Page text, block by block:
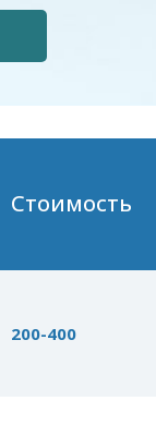
Стоимость
200-400